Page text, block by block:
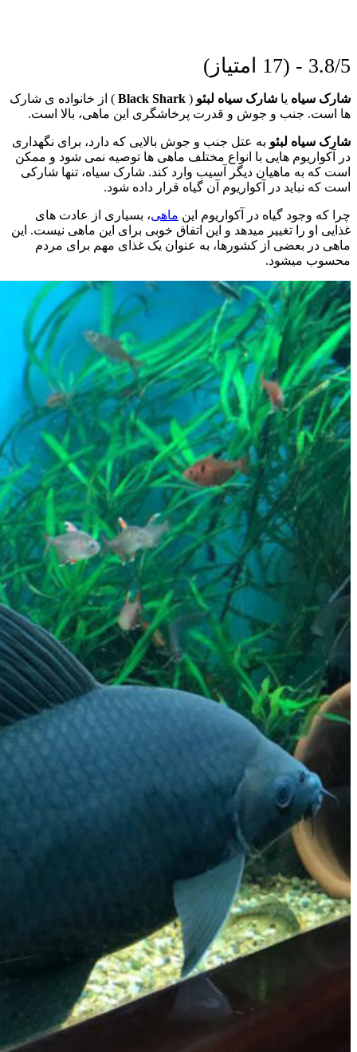
3.8/5 - (17 امتیاز)
شارک سیاه یا شارک سیاه لبئو (
Black Shark ) از خانواده ی شارک
ها است. جنب و جوش و قدرت پرخاشگری این ماهی، بالا است.
شارک سیاه لبئو به عتل جنب و جوش بالایی که دارد، برای نگهداری
در آکواریوم هایی با انواع مختلف ماهی ها توصیه نمی شود و ممکن
است که به ماهیان دیگر آسیب وارد کند. شارک سیاه، تنها شارکی
است که نباید در آکواریوم آن گیاه قرار داده شود.
چرا که وجود گیاه در آکواریوم این ماهی، بسیاری از عادت های
غذایی او را تغییر میدهد و این اتفاق خوبی برای این ماهی نیست. این
ماهی در بعضی از کشورها، به عنوان یک غذای مهم برای مردم
محسوب میشود.